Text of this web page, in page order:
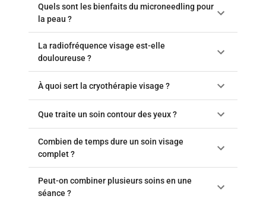
Quels sont les bienfaits du microneedling pour
la peau ?
La radiofréquence visage est-elle
douloureuse ?
À quoi sert la cryothérapie visage ?
Que traite un soin contour des yeux ?
Combien de temps dure un soin visage
complet ?
Peut-on combiner plusieurs soins en une
séance ?